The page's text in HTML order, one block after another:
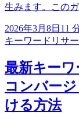
生みます。この
2026年3月8日 11
キーワードリサ
最新キーワ
コンバー
ける方法